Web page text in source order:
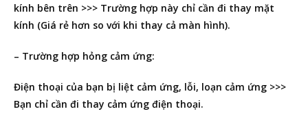
kính bên trên >>> Trường hợp này chỉ cần đi thay mặt
kính (Giá rẻ hơn so với khi thay cả màn hình).
– Trường hợp hỏng cảm ứng:
Điện thoại của bạn bị liệt cảm ứng, lỗi, loạn cảm ứng >>>
Bạn chỉ cần đi thay cảm ứng điện thoại.